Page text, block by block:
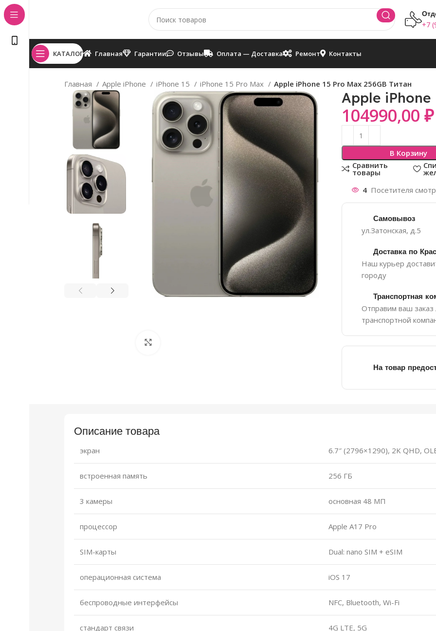
+7
КАТАЛОГ Главная Гарантии Отзывы Оплата — Доставка Ремонт Контакты
Главная Apple iPhone iPhone 15 iPhone 15 Pro Max Apple iPhone 15 Pro Max 256GB Титан
Apple iPhone
104990,00 ₽
В Корзину
Сравнить
товары
4 Посетителя
Самовывоз
ул.Затонская, д.5
Доставка по
Наш курьер
городу
Транспортная
Отправим ваш
транспортной
На товар
Описание товара
экран 6.7″ (2796×1290), 2K QHD,
встроенная память 256 ГБ
3 камеры основная 48 МП
процессор Apple A17 Pro
SIM-карты Dual: nano SIM + eSIM
операционная система iOS 17
беспроводные интерфейсы NFC, Bluetooth, Wi-Fi
стандарт связи 4G LTE, 5G